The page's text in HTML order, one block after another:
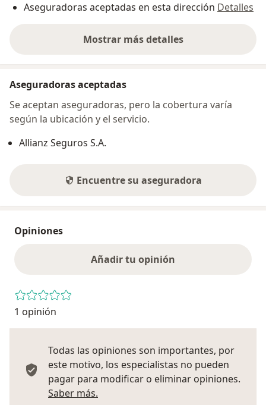
Aseguradoras aceptadas en esta dirección Detalles
Mostrar más detalles
sobre la dirección
Aseguradoras aceptadas
Se aceptan aseguradoras, pero la cobertura varía
según la ubicación y el servicio.
Allianz Seguros S.A.
Encuentre su aseguradora
Opiniones
Añadir tu opinión
1 opinión
Todas las opiniones son importantes, por
este motivo, los especialistas no pueden
pagar para modificar o eliminar opiniones.
Saber más.